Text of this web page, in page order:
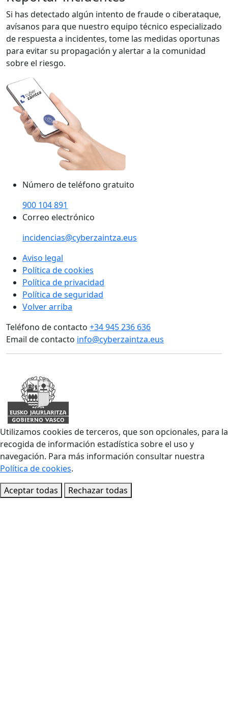
Si has detectado algún intento de fraude o ciberataque,
avísanos para que nuestro equipo técnico especializado
de respuesta a incidentes, tome las medidas oportunas
para evitar su propagación y alertar a la comunidad
sobre el riesgo.
Número de teléfono gratuito
900 104 891
Correo electrónico
incidencias@cyberzaintza.eus
Aviso legal
Política de cookies
Política de privacidad
Política de seguridad
Volver arriba
Teléfono de contacto +34 945 236 636
Email de contacto info@cyberzaintza.eus
Utilizamos cookies de terceros, que son opcionales, para la
recogida de información estadística sobre el uso y
navegación. Para más información consultar nuestra
Política de cookies.
Aceptar todas
Rechazar todas